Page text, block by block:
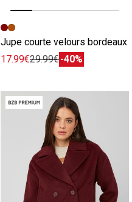
Image précédente
Image suivante
Jupe courte velours bordeaux
17.99€29.99€-40%